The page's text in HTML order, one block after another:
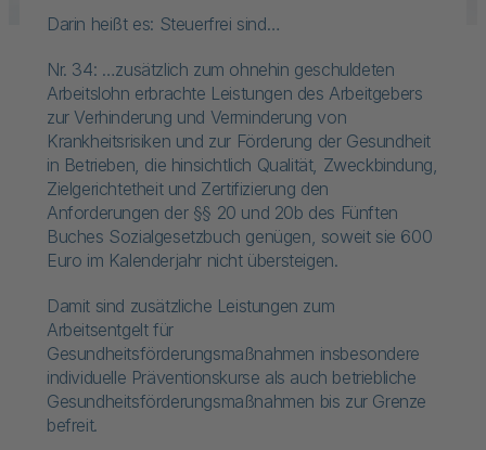
Darin heißt es: Steuerfrei sind…
Nr. 34: …zusätzlich zum ohnehin geschuldeten
Arbeitslohn erbrachte Leistungen des Arbeitgebers
zur Verhinderung und Verminderung von
Krankheitsrisiken und zur Förderung der Gesundheit
in Betrieben, die hinsichtlich Qualität, Zweckbindung,
Zielgerichtetheit und Zertifizierung den
Anforderungen der §§ 20 und 20b des Fünften
Buches Sozialgesetzbuch genügen, soweit sie 600
Euro im Kalenderjahr nicht übersteigen.
Damit sind zusätzliche Leistungen zum
Arbeitsentgelt für
Gesundheitsförderungsmaßnahmen insbesondere
individuelle Präventionskurse als auch betriebliche
Gesundheitsförderungsmaßnahmen bis zur Grenze
befreit.